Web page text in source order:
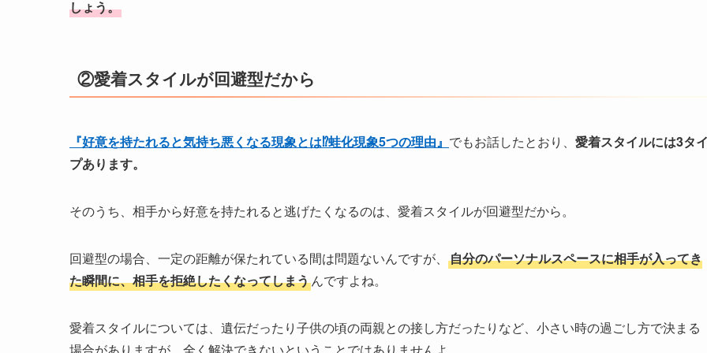
しょう。
②愛着スタイルが回避型だから
『好意を持たれると気持ち悪くなる現象とは⁉蛙化現象5つの理由』 でもお話したとおり、 愛着スタイルには3タ
プあります。
そのうち、相手から好意を持たれると逃げたくなるのは、愛着スタイルが回避型だから。
回避型の場合、一定の距離が保たれている間は問題ないんですが、 自分のパーソナルスペースに相手が入ってき
た瞬間に、相手を拒絶したくなってしまうんですよね。
愛着スタイルについては、遺伝だったり子供の頃の両親との接し方だったりなど、小さい時の過ごし方で決まる